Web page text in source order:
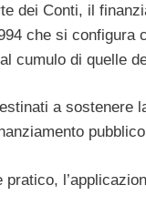
dei Conti, il
che si configura
cumulo di quelle
a